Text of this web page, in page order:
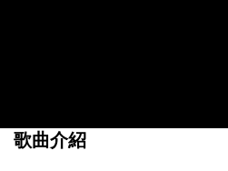
歌曲介紹